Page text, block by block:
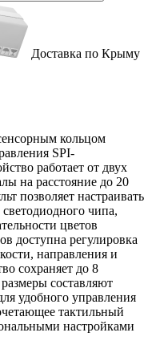
Доставка по Крыму
кольцом
SPI-
работает от двух
на расстояние до 20
позволяет настраивать
чипа,
цветов
доступна регулировка
направления и
сохраняет до 8
составляют
удобного управления
тактильный
настройками